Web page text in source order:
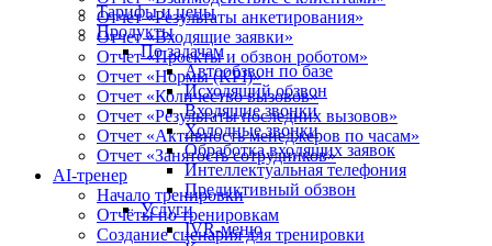
Тарифы и цены
Продукты
По задачам
Автообзвон по базе
Исходящий обзвон
Входящие звонки
Холодные звонки
Обработка входящих заявок
Интеллектуальная телефония
Предиктивный обзвон
Услуги
IVR-меню
Отчет «Результаты анкетирования»
Отчет «Входящие заявки»
Отчет «Проекты и обзвон роботом»
Отчет «Нормы (KPI)»
Отчет «Количество вызовов»
Отчет «Результаты последних вызовов»
Отчет «Активность менеджеров по часам»
Отчет «Занятость сотрудников»
AI-тренер
Начало тренировки
Отчёты по тренировкам
Создание сценария для тренировки